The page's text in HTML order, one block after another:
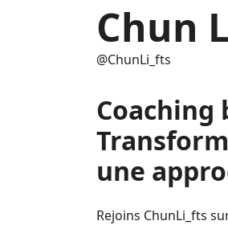
Chun
@ChunLi_fts
Coaching
une
Rejoins ChunLi_fts